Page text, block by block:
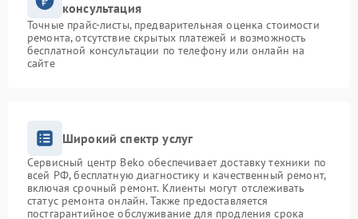
консультация
Точные прайс-листы, предварительная оценка стоимости
ремонта, отсутствие скрытых платежей и возможность
бесплатной консультации по телефону или онлайн на
сайте
Широкий спектр услуг
Сервисный центр Beko обеспечивает доставку техники по
всей РФ, бесплатную диагностику и качественный ремонт,
включая срочный ремонт. Клиенты могут отслеживать
статус ремонта онлайн. Также предоставляется
постгарантийное обслуживание для продления срока